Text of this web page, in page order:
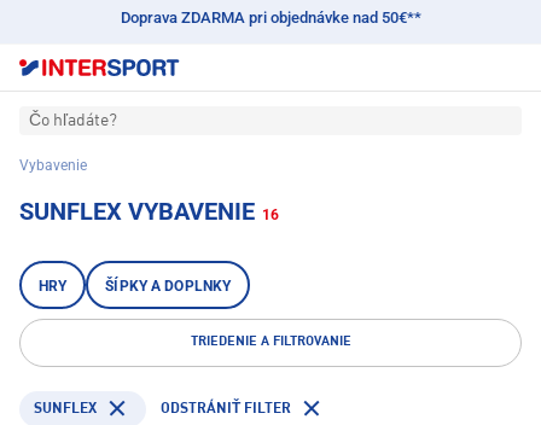
Doprava ZDARMA pri objednávke nad 50€**
Čo hľadáte?
Vybavenie
SUNFLEX VYBAVENIE 16
HRY ŠÍPKY A DOPLNKY
TRIEDENIE A FILTROVANIE
SUNFLEX ODSTRÁNIŤ FILTER